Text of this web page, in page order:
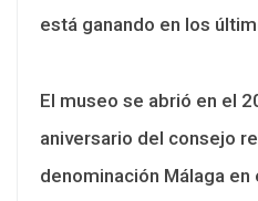
está ganando en los
El museo se abrió en el
aniversario del consejo
denominación Málaga